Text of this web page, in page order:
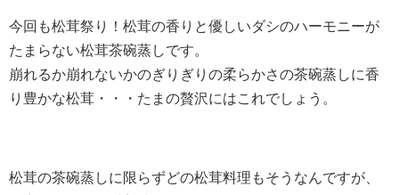
今回も松茸祭り！松茸の香りと優しいダシのハーモニーが
たまらない松茸茶碗蒸しです。
崩れるか崩れないかのぎりぎりの柔らかさの茶碗蒸しに香
り豊かな松茸・・・たまの贅沢にはこれでしょう。
松茸の茶碗蒸しに限らずどの松茸料理もそうなんですが、